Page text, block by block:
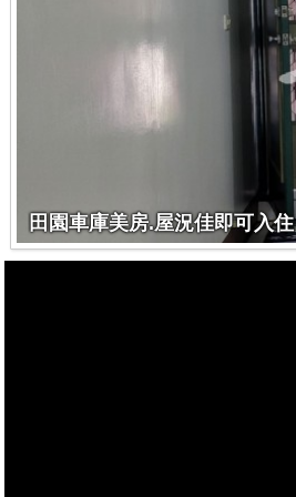
田園車庫美房.屋況佳即可入住